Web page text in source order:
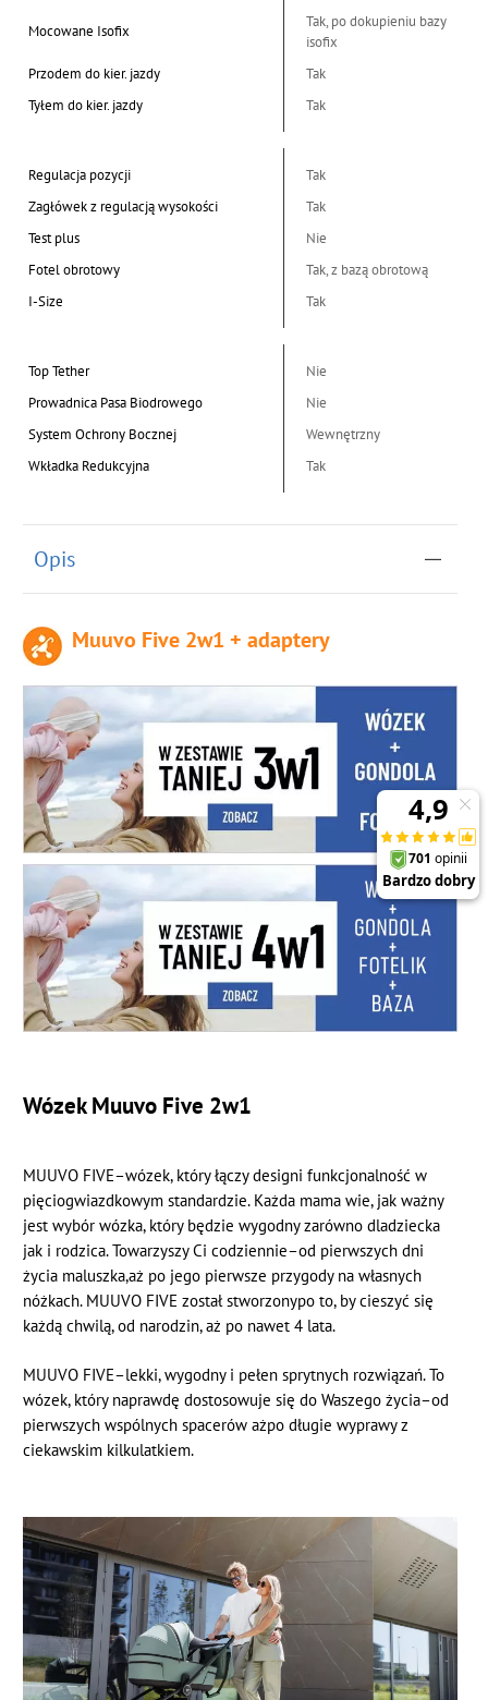
Mocowane Isofix
Tak, po dokupieniu bazy
isofix
Przodem do kier. jazdy
Tak
Tyłem do kier. jazdy
Tak
Regulacja pozycji
Tak
Zagłówek z regulacją wysokości
Tak
Test plus
Nie
Fotel obrotowy
Tak, z bazą obrotową
I-Size
Tak
Top Tether
Nie
Prowadnica Pasa Biodrowego
Nie
System Ochrony Bocznej
Wewnętrzny
Wkładka Redukcyjna
Tak
Opis
Muuvo Five 2w1 + adaptery
Wózek Muuvo Five 2w1
MUUVO FIVE–wózek, który łączy designi funkcjonalność w
pięciogwiazdkowymstandardzie. Każda mama wie, jak ważny
jest wybór wózka, który będzie wygodny zarówno dladziecka
jak i rodzica.Towarzyszy Ci codziennie–od pierwszych dni
życia maluszka,aż po jego pierwsze przygody na własnych
nóżkach. MUUVO FIVEzostał stworzonypo to, by cieszyć się
każdą chwilą, od narodzin, aż po nawet 4 lata.
MUUVO FIVE–lekki, wygodny i pełen sprytnych rozwiązań. To
wózek, który naprawdę dostosowuje się do Waszego życia–od
pierwszych wspólnych spacerów ażpo długie wyprawy z
ciekawskim kilkulatkiem.